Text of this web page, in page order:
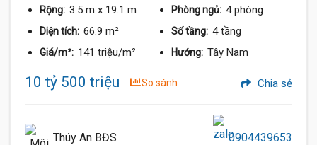
Rộng: 3.5 m x 19.1 m Phòng ngủ: 4 phòng
Diện tích: 66.9 m² Số tầng: 4 tầng
Giá/m²: 141 triệu/m² Hướng: Tây Nam
10 tỷ 500 triệu So sánh Chia sẻ
Thúy An BĐS 0904439653